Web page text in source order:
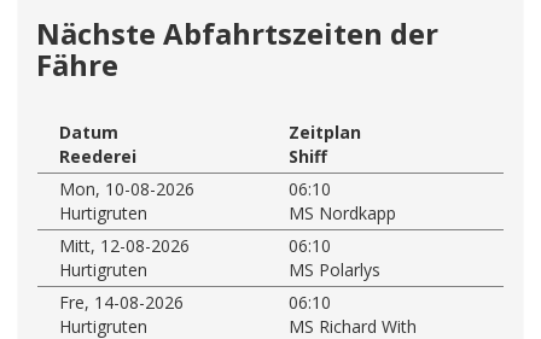
Nächste Abfahrtszeiten der
Fähre
Datum
Zeitplan
Reederei
Shiff
Mon, 10-08-2026
06:10
Hurtigruten
MS Nordkapp
Mitt, 12-08-2026
06:10
Hurtigruten
MS Polarlys
Fre, 14-08-2026
06:10
Hurtigruten
MS Richard With